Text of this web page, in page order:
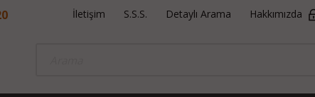
İletişim S.S.S. Detaylı Arama Hakkımızda